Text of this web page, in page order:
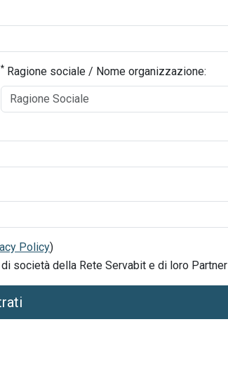
* Ragione sociale / Nome organizzazione:
Policy)
società della Rete Servabit e di loro Partner